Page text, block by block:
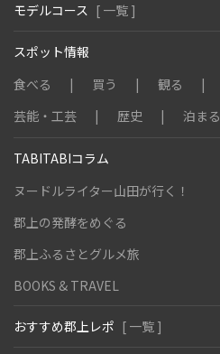
モデルコース [ 一覧 ]
スポット情報
食べる
買う 観る
芸能・工芸
歴史 泊まる
TABITABIコラム
ヌードルライター山田が行く！
郡上の発酵をめぐる
郡上ふるさとグルメ旅
BOOKS & TRAVEL
おすすめ郡上レポ [ 一覧 ]